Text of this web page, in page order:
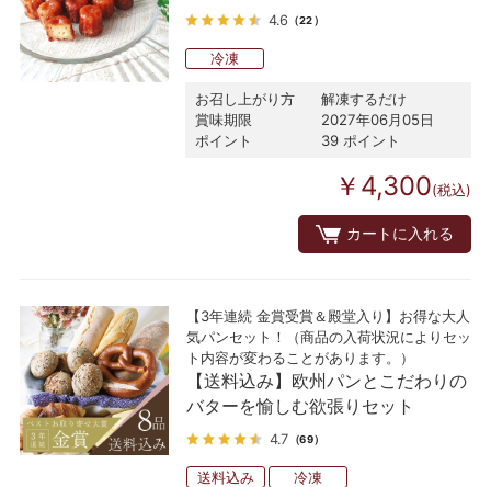
4.6 （22）
冷凍
お召し上がり方
解凍するだけ
賞味期限
2027年06月05日
ポイント
39 ポイント
￥4,300(税込)
カートに入れる
【3年連続 金賞受賞＆殿堂入り】お得な大人
気パンセット！（商品の入荷状況によりセッ
ト内容が変わることがあります。）
【送料込み】欧州パンとこだわりの
バターを愉しむ欲張りセット
4.7 （69）
送料込み 冷凍